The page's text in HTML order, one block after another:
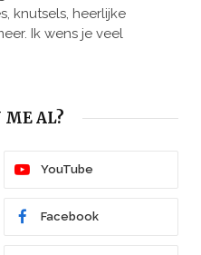
knutsels, heerlijke
Ik wens je veel
ME AL?
YouTube
Facebook